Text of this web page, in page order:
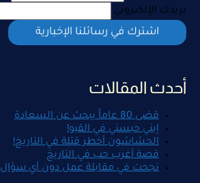
بريدك الإلكتروني
أحدث المقالات
قضى 80 عاماً يبحث عن السعادة
إبني حبسني في القبو!
الحشاشون أخطر قتلة في التاريخ!
قصة أغرب حب في التاريخ
نجحت في مقابلة عمل دون أي سؤال